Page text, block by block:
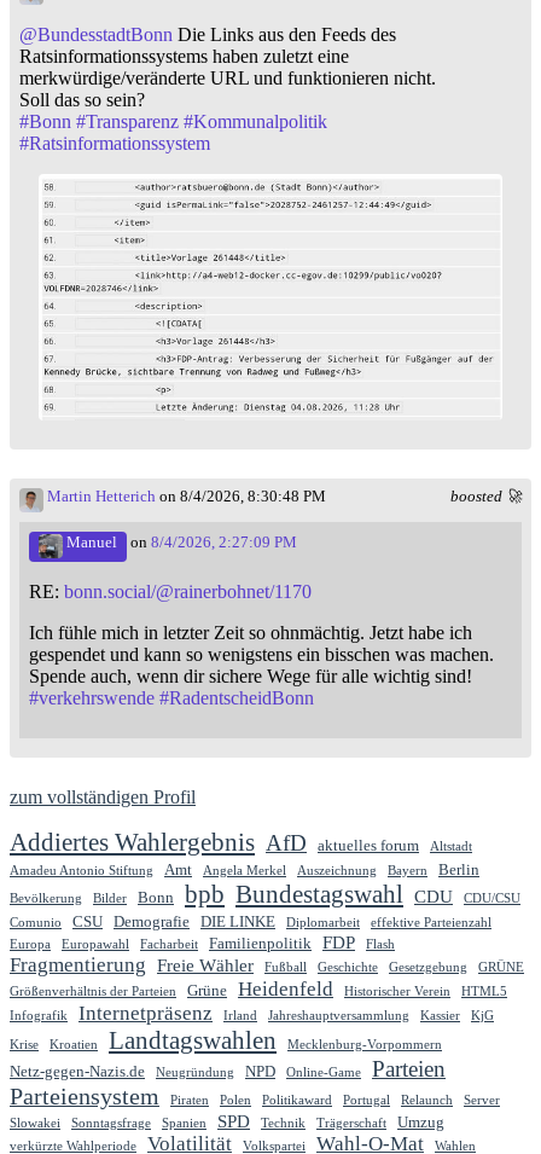
@BundesstadtBonn Die Links aus den Feeds des
Ratsinformationssystems haben zuletzt eine
merkwürdige/veränderte URL und funktionieren nicht.
Soll das so sein?
#Bonn #Transparenz #Kommunalpolitik
#Ratsinformationssystem
boosted 🚀
Martin Hetterich on 8/4/2026, 8:30:48 PM
Manuel on 8/4/2026, 2:27:09 PM
RE: bonn.social/@rainerbohnet/1170
Ich fühle mich in letzter Zeit so ohnmächtig. Jetzt habe ich
gespendet und kann so wenigstens ein bisschen was machen.
Spende auch, wenn dir sichere Wege für alle wichtig sind!
#verkehrswende #RadentscheidBonn
zum vollständigen Profil
Addiertes Wahlergebnis AfD aktuelles forum
Altstadt
Amadeu Antonio Stiftung
Amt Angela Merkel Auszeichnung Bayern Berlin
Bevölkerung Bilder Bonn bpb Bundestagswahl CDU
CDU/CSU
Comunio
CSU Demografie DIE LINKE Diplomarbeit
effektive Parteienzahl
Europa
Europawahl Facharbeit Familienpolitik FDP Flash
Fragmentierung Freie Wähler Fußball Geschichte Gesetzgebung
GRÜNE
Größenverhältnis der Parteien
Grüne Heidenfeld Historischer Verein
HTML5
Infografik
Internetpräsenz Irland Jahreshauptversammlung Kassier KjG
Krise Kroatien Landtagswahlen Mecklenburg-Vorpommern
Netz-gegen-Nazis.de Neugründung NPD Online-Game Parteien
Parteiensystem Piraten Polen Politikaward Portugal Relaunch
Server
Slowakei
Sonntagsfrage Spanien SPD Technik Trägerschaft Umzug
verkürzte Wahlperiode Volatilität Volkspartei Wahl-O-Mat Wahlen